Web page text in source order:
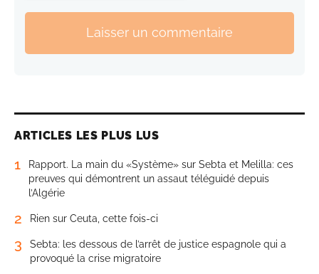
Laisser un commentaire
ARTICLES LES PLUS LUS
1
Rapport. La main du «Système» sur Sebta et Melilla: ces
preuves qui démontrent un assaut téléguidé depuis
l’Algérie
2 Rien sur Ceuta, cette fois-ci
3
Sebta: les dessous de l’arrêt de justice espagnole qui a
provoqué la crise migratoire